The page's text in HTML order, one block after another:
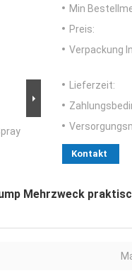
Min
Preis:
Verpackung
Lieferzeit:
Kontakt
Mehrzweck